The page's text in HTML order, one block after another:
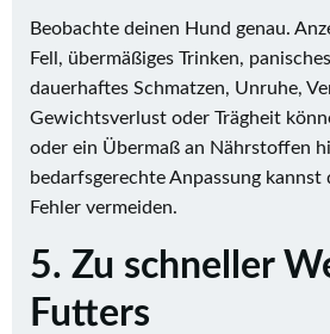
Beobachte deinen Hund genau.
Fell, übermäßiges Trinken,
dauerhaftes Schmatzen, Unruhe,
Gewichtsverlust oder Trägheit
oder ein Übermaß an Nährstoffen
bedarfsgerechte Anpassung
Fehler vermeiden.
5. Zu schneller
Futters